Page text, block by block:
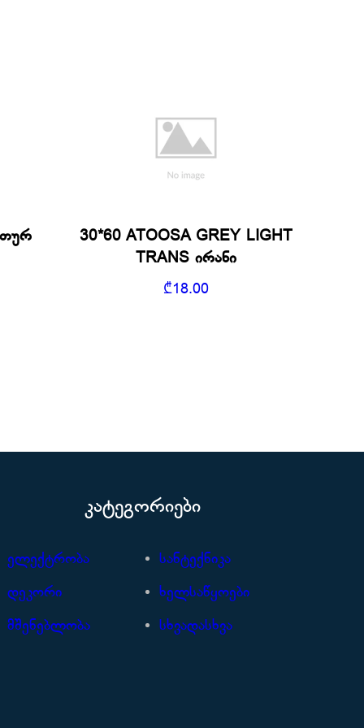
თურ
30*60 ATOOSA GREY LIGHT
TRANS ირანი
₾18.00
კატეგორიები
ელექტრობა
დეკორი
მშენებლობა
სანტექნიკა
ხელსაწყოები
სხვადასხვა